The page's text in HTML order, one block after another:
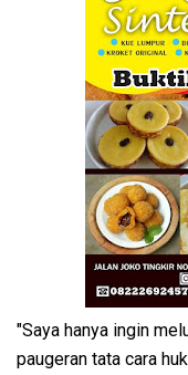
"Saya hanya ingin
paugeran tata cara